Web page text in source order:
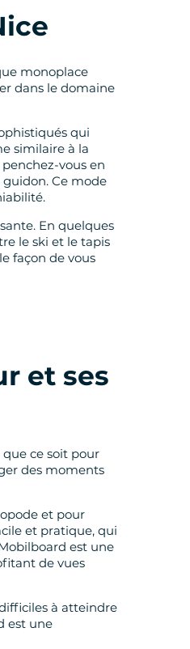
monoplace
dans le domaine
qui
similaire à la
vous en
Ce mode
En quelques
le ski et le tapis
façon de vous
et ses
ce soit pour
des moments
et pour
et pratique, qui
est une
de vues
à atteindre
est une